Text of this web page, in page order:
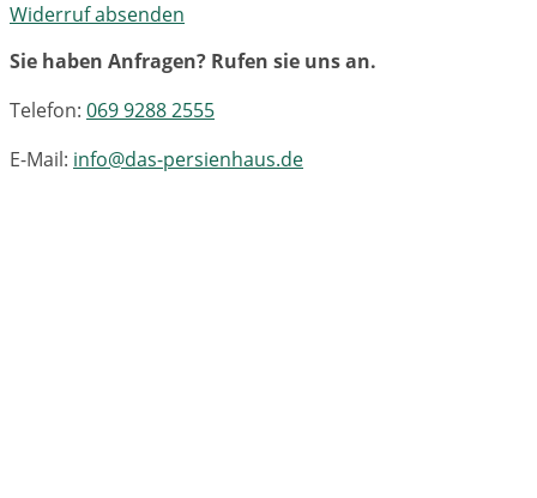
Widerruf absenden
Sie haben Anfragen? Rufen sie uns an.
Telefon: 069 9288 2555
E-Mail: info@das-persienhaus.de